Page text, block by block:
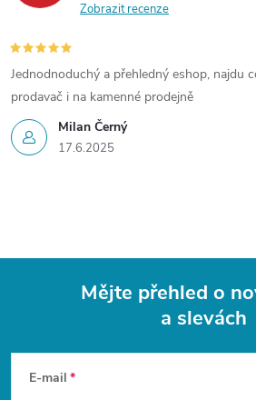
Zobrazit recenze
Milan Černý
17.6.2025
Jednodnoduchý a přehledný eshop, najdu
prodavač i na kamenné prodejně
Mějte přehled o
a slevách
E-mail